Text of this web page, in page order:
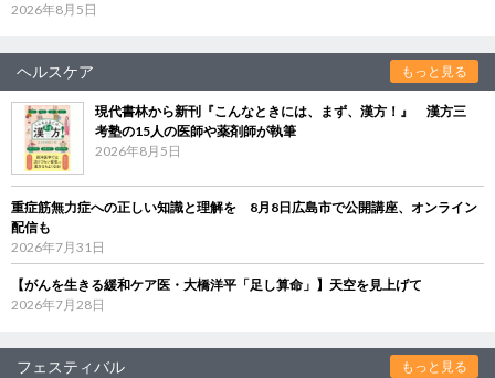
2026年8月5日
ヘルスケア もっと見る
現代書林から新刊『こんなときには、まず、漢方！』 漢方三
考塾の15人の医師や薬剤師が執筆
2026年8月5日
重症筋無力症への正しい知識と理解を 8月8日広島市で公開講座、オンライン
配信も
2026年7月31日
【がんを生きる緩和ケア医・大橋洋平「足し算命」】天空を見上げて
2026年7月28日
フェスティバル もっと見る